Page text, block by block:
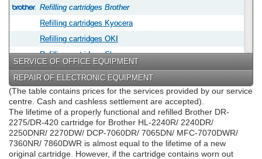
Refilling cartridges Brother
Refilling cartridges Kyocera
Refilling cartridges OKI
Refilling cartridges Sharp
Refilling cartridges Epson
Refilling cartridges Panasonic
Refilling cartridges Lexmark
Refilling cartridges Konica Minolta
Refilling cartridges Konica
Refilling cartridges Minolta
SERVICE OF OFFICE EQUIPMENT
REPAIR OF ELECTRONIC EQUIPMENT
(The table contains prices for the services provided by our service
centre. Cash and cashless settlement are accepted).
The lifetime of a properly functional and refilled Brother DR-
2275/DR-420 cartridge for Brother HL-2240R/ 2240DR/
2250DNR/ 2270DW/ DCP-7060DR/ 7065DN/ MFC-7070DWR/
7360NR/ 7860DWR is almost equal to the lifetime of a new
original cartridge. However, if the cartridge contains worn out